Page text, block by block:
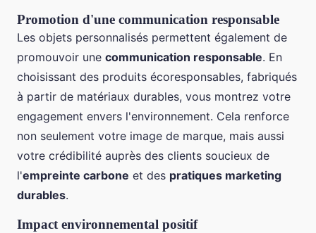
Promotion d'une communication responsable
Les objets personnalisés permettent également de
promouvoir une communication responsable. En
choisissant des produits écoresponsables, fabriqués
à partir de matériaux durables, vous montrez votre
engagement envers l'environnement. Cela renforce
non seulement votre image de marque, mais aussi
votre crédibilité auprès des clients soucieux de
l'empreinte carbone et des pratiques marketing
durables.
Impact environnemental positif